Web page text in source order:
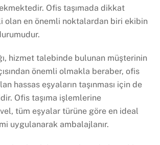
Ofis taşımada dikkat
olan en önemli noktalardan biri ekibin
hizmet talebinde bulunan müşterinin
önemli olmakla beraber, ofis
hassas eşyaların taşınması için de
Ofis taşıma işlemlerine
tüm eşyalar türüne göre en ideal
uygulanarak ambalajlanır.